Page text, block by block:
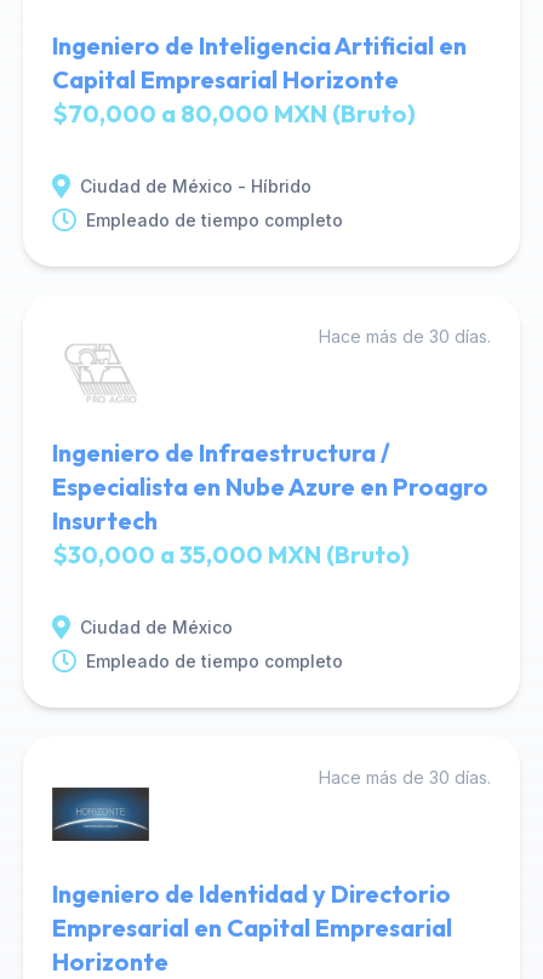
Ingeniero de Inteligencia Artificial en
Capital Empresarial Horizonte
$70,000 a 80,000 MXN (Bruto)
Ciudad de México - Híbrido
Empleado de tiempo completo
Hace más de 30 días.
Ingeniero de Infraestructura /
Especialista en Nube Azure en Proagro
Insurtech
$30,000 a 35,000 MXN (Bruto)
Ciudad de México
Empleado de tiempo completo
Hace más de 30 días.
Ingeniero de Identidad y Directorio
Empresarial en Capital Empresarial
Horizonte